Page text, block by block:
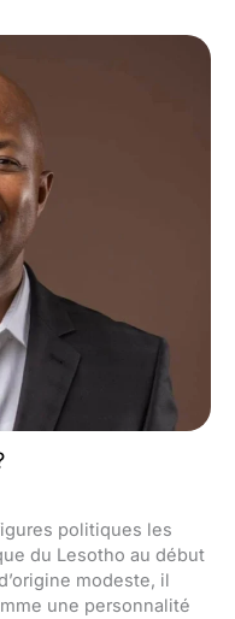
politiques les
du Lesotho au début
modeste, il
une personnalité